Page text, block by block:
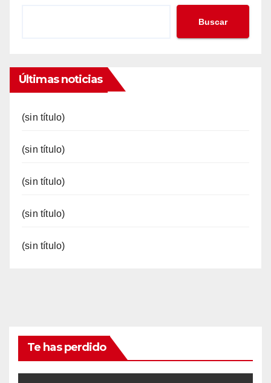
Buscar
Últimas noticias
(sin título)
(sin título)
(sin título)
(sin título)
(sin título)
Te has perdido